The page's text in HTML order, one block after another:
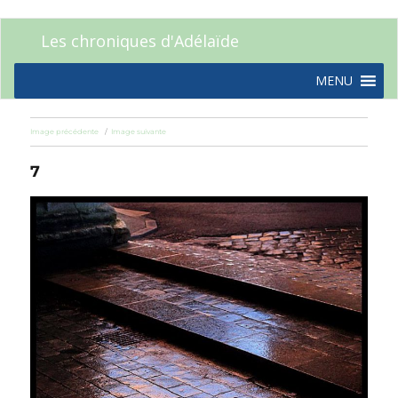
Les chroniques d'Adélaïde
MENU
Image précédente Image suivante
7